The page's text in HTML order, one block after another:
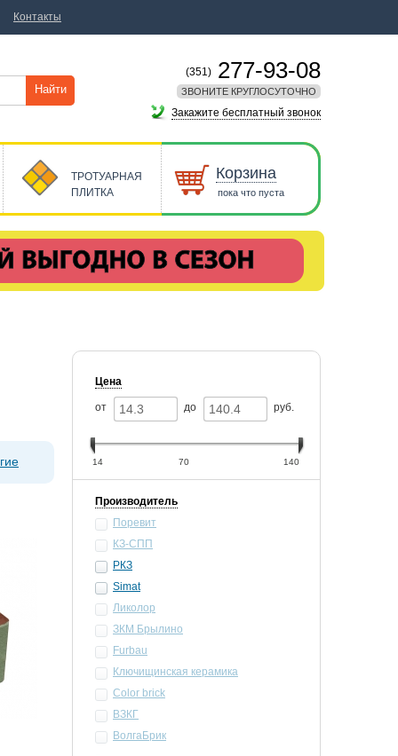
Цена
от до руб.
14 140
70
Производитель
Поревит
КЗ-СПП
РКЗ
Simat
Ликолор
ЗКМ Брылино
Furbau
Ключищинская керамика
Color brick
ВЗКГ
ВолгаБрик
Найти
(351) 277-93-08
ЗВОНИТЕ КРУГЛОСУТОЧНО
Закажите бесплатный звонок
ТРОТУАРНАЯ
ПЛИТКА
Корзина
пока что пуста
Контакты